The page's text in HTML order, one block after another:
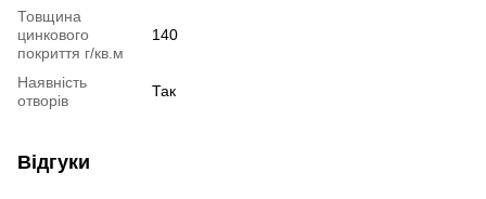
Товщина
цинкового
покриття г/кв.м
140
Наявність
отворів
Так
Відгуки